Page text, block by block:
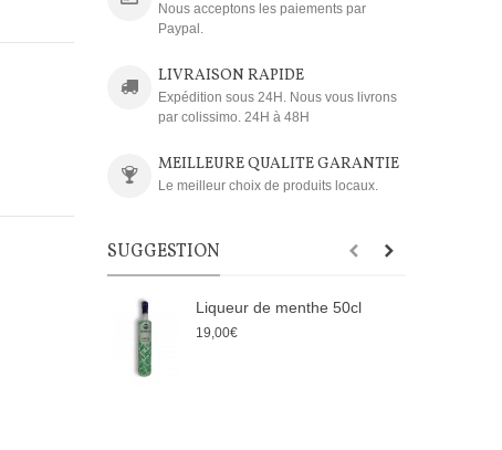
Nous acceptons les paiements par
Paypal.
LIVRAISON RAPIDE
Expédition sous 24H. Nous vous livrons
par colissimo. 24H à 48H
MEILLEURE QUALITE GARANTIE
Le meilleur choix de produits locaux.
SUGGESTION
Liqueur de menthe 50cl
19,00€